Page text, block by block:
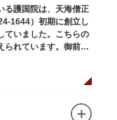
る護国院は、天海僧正
1644）初期に創立し
ていました。こちらの
られています。御前立